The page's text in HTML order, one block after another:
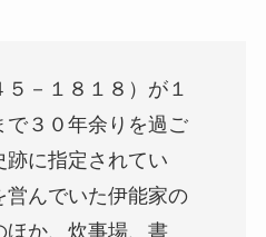
－１８１８）が１
で３０年余りを過ご
跡に指定されてい
営んでいた伊能家の
ほか、炊事場、書